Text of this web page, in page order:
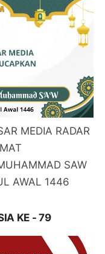
MEDIA RADAR
SAW
AWAL 1446
KE - 79